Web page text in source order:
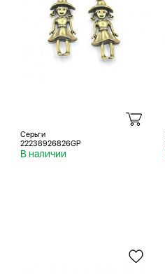
Серьги
22238926826GP
В наличии